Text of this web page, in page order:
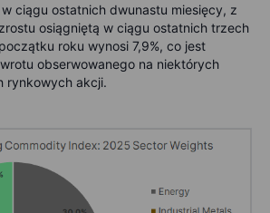
w ciągu ostatnich dwunastu miesięcy, z
osiągniętą w ciągu ostatnich trzech
roku wynosi 7,9%, co jest
obserwowanego na niektórych
rynkowych akcji.